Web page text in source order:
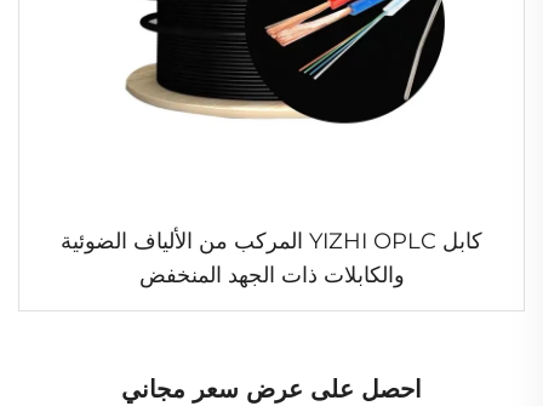
كابل YIZHI OPLC المركب من الألياف الضوئية
والكابلات ذات الجهد المنخفض
احصل على عرض سعر مجاني